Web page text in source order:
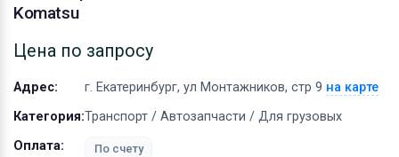
Komatsu
Цена по запросу
Адрес: г. Екатеринбург, ул Монтажников, стр 9 на карте
Категория:Транспорт / Автозапчасти / Для грузовых
Оплата:
По счету